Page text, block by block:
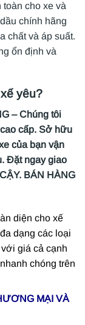
cho xe và
chính hãng
chất và áp suất.
ổn định và
yêu?
– Chúng tôi
cấp. Sở hữu
của bạn vận
Đặt ngay giao
BÁN HÀNG
diện cho xế
dạng các loại
giá cả cạnh
chóng trên
MẠI VÀ